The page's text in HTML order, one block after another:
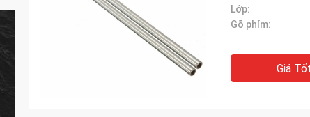
Lớp:
Gõ phím:
Giá